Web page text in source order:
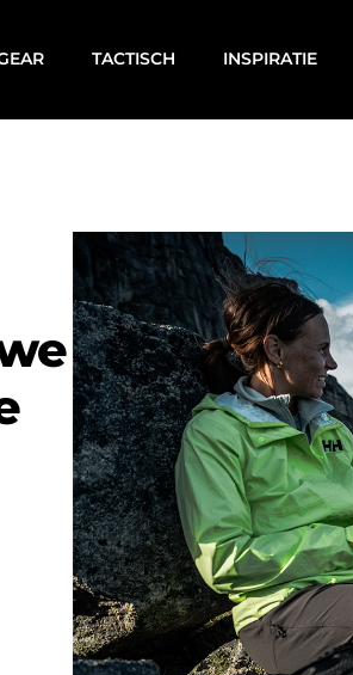
TACTISCH INSPIRATIE